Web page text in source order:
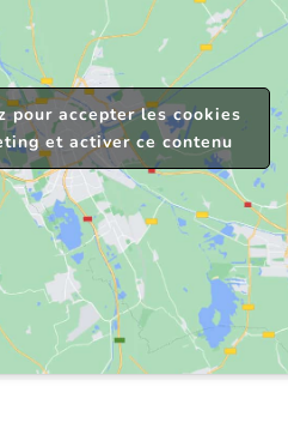
pour accepter les cookies
et activer ce contenu